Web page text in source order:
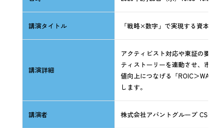
講演タイトル 「戦略×数字」で実現する資本
講演詳細
アクティビスト対応や東証の要
ティストーリーを連動させ、市
値向上につなげる「ROIC＞
します。
講演者 株式会社アバントグループ